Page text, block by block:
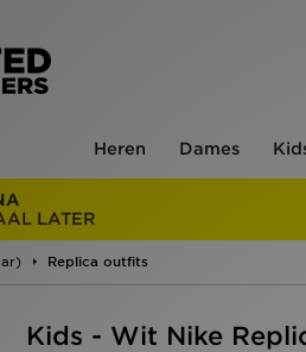
Heren Dames
LATER
Replica outfits
Kids - Wit Nike